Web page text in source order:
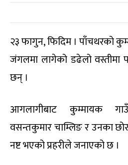
२३ फागुन, फिदिम । पाँचथरको
जंगलमा लागेको डढेलो वस्तीमा
छन् ।
आगलागीबाट कुम्मायक
वसन्तकुमार चाम्लिङ र उनका
नष्ट भएको प्रहरीले जनाएको छ ।